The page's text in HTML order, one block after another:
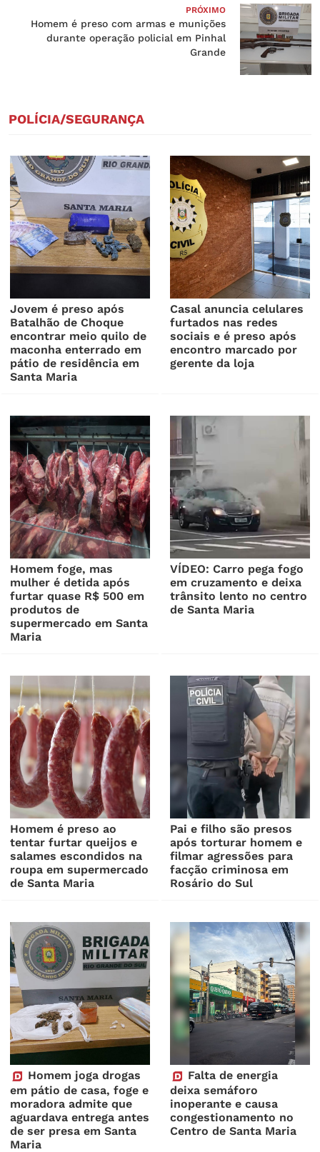
PRÓXIMO
Homem é preso com armas e munições
durante operação policial em Pinhal
Grande
POLÍCIA/SEGURANÇA
Jovem é preso após
Batalhão de Choque
encontrar meio quilo de
maconha enterrado em
pátio de residência em
Santa Maria
Casal anuncia celulares
furtados nas redes
sociais e é preso após
encontro marcado por
gerente da loja
Homem foge, mas
mulher é detida após
furtar quase R$ 500 em
produtos de
supermercado em Santa
Maria
VÍDEO: Carro pega fogo
em cruzamento e deixa
trânsito lento no centro
de Santa Maria
Homem é preso ao
tentar furtar queijos e
salames escondidos na
roupa em supermercado
de Santa Maria
Pai e filho são presos
após torturar homem e
filmar agressões para
facção criminosa em
Rosário do Sul
Homem joga drogas
em pátio de casa, foge e
moradora admite que
aguardava entrega antes
de ser presa em Santa
Maria
Falta de energia
deixa semáforo
inoperante e causa
congestionamento no
Centro de Santa Maria